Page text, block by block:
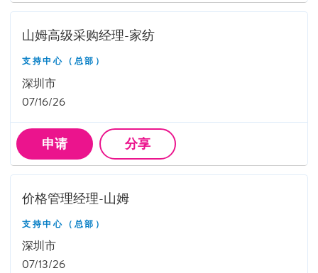
山姆高级采购经理-家纺
支持中心（总部）
深圳市
07/16/26
申请 分享
价格管理经理-山姆
支持中心（总部）
深圳市
07/13/26